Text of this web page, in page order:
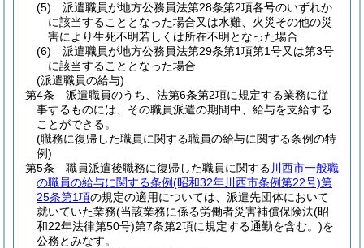
(5)
派遣職員が地方公務員法第28条第2項各号のいずれか
に該当することとなった場合又は水難、火災その他の災
害により生死不明若しくは所在不明となった場合
(6)
派遣職員が地方公務員法第29条第1項第1号又は第3号
に該当することとなった場合
(派遣職員の給与)
第4条
派遣職員のうち、法第6条第2項に規定する業務に従
事するものには、その職員派遣の期間中、給与を支給する
ことができる。
(職務に復帰した職員に関する職員の給与に関する条例の特
例)
第5条
職員派遣後職務に復帰した職員に関する 川西市一般職
の職員の給与に関する条例(昭和32年川西市条例第22号)第
25条第1項の規定の適用については、派遣先団体において
就いていた業務(当該業務に係る労働者災害補償保険法(昭
和22年法律第50号)第7条第2項に規定する通勤を含む。)を
公務とみなす。